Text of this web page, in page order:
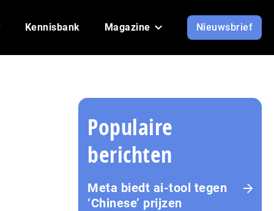
Kennisbank Magazine Nieuwsbrief
Populaire
berichten
Meta biedt ai-tool tegen
‘Chinese’ prijzen